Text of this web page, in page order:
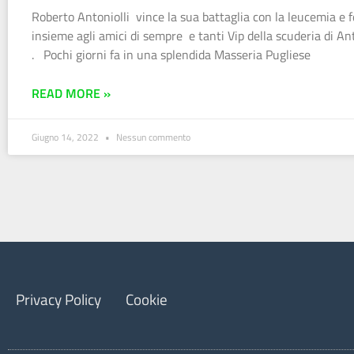
Roberto Antoniolli vince la sua battaglia con la leucemia e
insieme agli amici di sempre e tanti Vip della scuderia di
. Pochi giorni fa in una splendida Masseria Pugliese
READ MORE »
Giugno 14, 2022 Nessun commento
Privacy Policy Cookie